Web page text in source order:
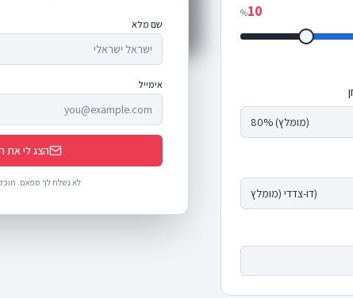
10
%
80% (מומלץ)
דו-צדדי (מומלץ)
⚠ הניסוי ייקח יותר מ-4 שבועות — שקול להגדיל את ה-MDE.
שם מלא
אימייל
הצג לי את
לא נשלח לך ספאם.